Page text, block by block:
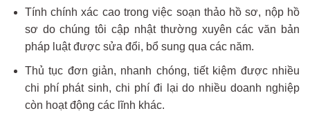
Tính chính xác cao trong việc soạn thảo hồ sơ, nộp hồ
sơ do chúng tôi cập nhật thường xuyên các văn bản
pháp luật được sửa đổi, bổ sung qua các năm.
Thủ tục đơn giản, nhanh chóng, tiết kiệm được nhiều
chi phí phát sinh, chi phí đi lại do nhiều doanh nghiệp
còn hoạt động các lĩnh khác.